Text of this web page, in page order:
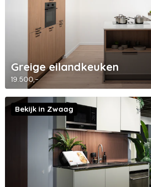
Greige eilandkeuken
19.500,-
Bekijk in Zwaag